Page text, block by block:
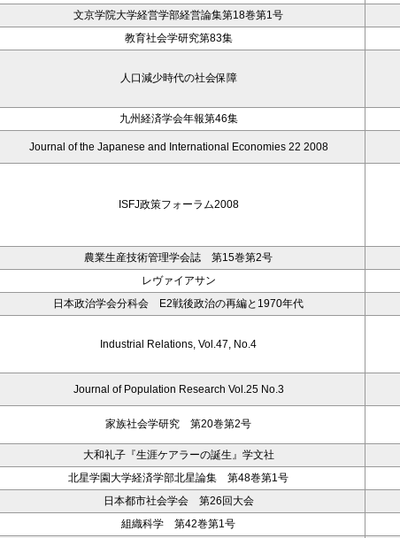
文京学院大学経営学部経営論集第18巻第1号
教育社会学研究第83集
人口減少時代の社会保障
九州経済学会年報第46集
Journal of the Japanese and International Economies 22 2008
ISFJ政策フォーラム2008
農業生産技術管理学会誌 第15巻第2号
レヴァイアサン
日本政治学会分科会 E2戦後政治の再編と1970年代
Industrial Relations, Vol.47, No.4
Journal of Population Research Vol.25 No.3
家族社会学研究 第20巻第2号
大和礼子『生涯ケアラーの誕生』学文社
北星学園大学経済学部北星論集 第48巻第1号
日本都市社会学会 第26回大会
組織科学 第42巻第1号